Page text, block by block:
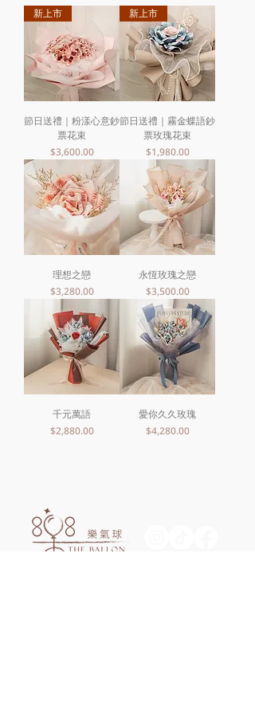
新上市
節日送禮｜粉漾心意鈔
票花束
價格
$3,600.00
新上市
節日送禮｜霧金蝶語鈔
票玫瑰花束
價格
$1,980.00
理想之戀
價格
$3,280.00
永恆玫瑰之戀
價格
$3,500.00
千元萬語
價格
$2,880.00
愛你久久玫瑰
價格
$4,280.00